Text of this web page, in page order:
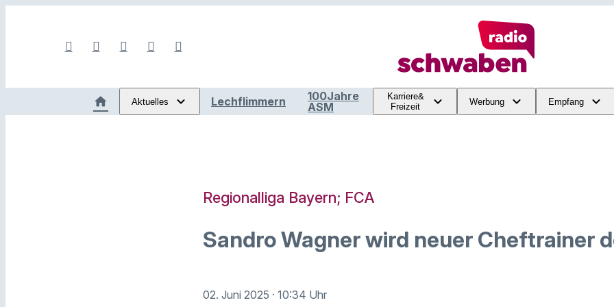
Aktuelles Lechflimmern
100Jahre
ASM
Karriere&
Freizeit
Werbung Empfang
Regionalliga Bayern; FCA
Sandro Wagner wird neuer Cheftrainer
02. Juni 2025 · 10:34 Uhr